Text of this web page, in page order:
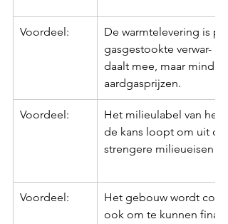
Voordeel:
De warmtelevering is
gasgestookte verwar-
daalt mee, maar
aardgasprijzen.
Voordeel:
Het milieulabel van het
de kans loopt om uit
strengere milieueisen
Voordeel:
Het gebouw wordt
ook om te kunnen